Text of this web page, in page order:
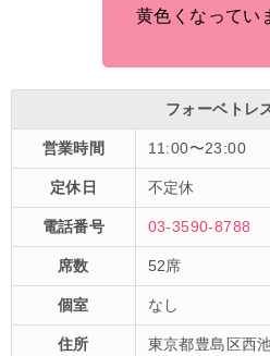
黄色くなってい
フォーベトレ
営業時間 11:00〜23:00
定休日 不定休
電話番号 03-3590-8788
席数 52席
個室 なし
住所 東京都豊島区西